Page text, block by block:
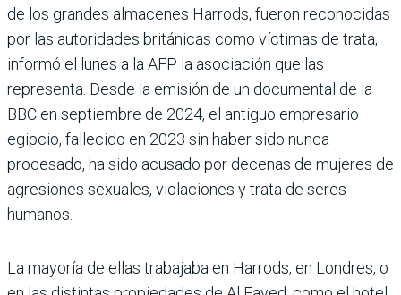
de los grandes almacenes Harrods, fueron reconocidas
por las autoridades británicas como víctimas de trata,
informó el lunes a la AFP la asociación que las
representa. Desde la emisión de un documental de la
BBC en septiembre de 2024, el antiguo empresario
egipcio, fallecido en 2023 sin haber sido nunca
procesado, ha sido acusado por decenas de mujeres de
agresiones sexuales, violaciones y trata de seres
humanos.
La mayoría de ellas trabajaba en Harrods, en Londres, o